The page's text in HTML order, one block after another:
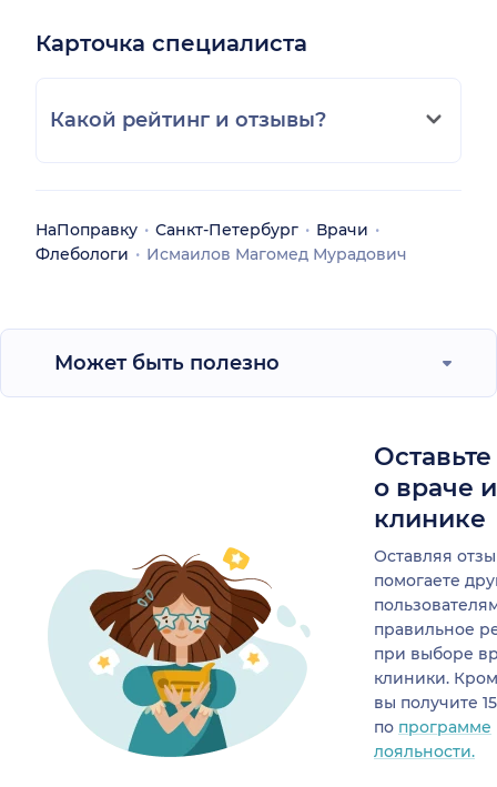
успех вам сопутствует
кабинет физиотерапии,
пациентам. Здоровья
Карточка специалиста
Какой рейтинг и отзывы?
НаПоправку Санкт-Петербург
Врачи
Флебологи
Исмаилов Магомед Мурадович
Может быть полезно
о враче
клинике
Оставляя
помогаете
правильное
при выборе
клиники.
вы получите
по программе
лояльности.